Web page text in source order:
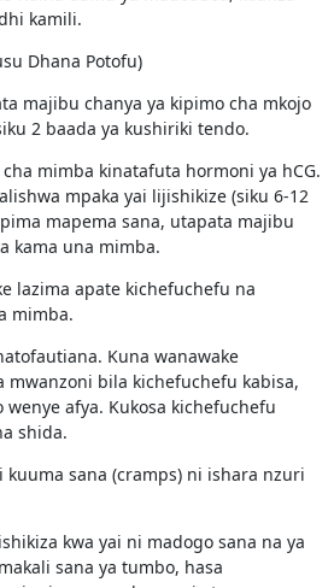
kamili.
Dhana Potofu)
majibu chanya ya kipimo cha mkojo
2 baada ya kushiriki tendo.
mimba kinatafuta hormoni ya hCG.
mpaka yai lijishikize (siku 6-12
mapema sana, utapata majibu
kama una mimba.
lazima apate kichefuchefu na
mimba.
Kuna wanawake
mwanzoni bila kichefuchefu kabisa,
afya. Kukosa kichefuchefu
shida.
kuuma sana (cramps) ni ishara nzuri
kwa yai ni madogo sana na ya
sana ya tumbo, hasa